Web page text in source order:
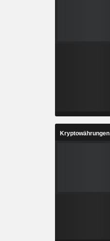
Kryptowährungen